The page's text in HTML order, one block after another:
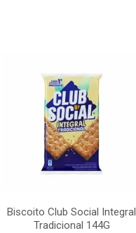
Biscoito Club Social Integral
Tradicional 144G